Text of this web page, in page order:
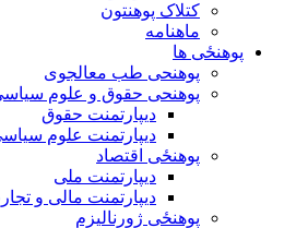
کتلاک پوهنتون
ماهنامه
پوهنځی ها
پوهنحی طب معالجوی
پوهنحی حقوق و علوم
دیپارتمنت حقوق
دیپارتمنت علوم
پوهنځی اقتصاد
دیپارتمنت ملی
دیپارتمنت مالی و
پوهنځی ژورنالیزم